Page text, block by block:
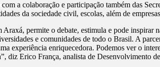
a colaboração e participação também das
da sociedade civil, escolas, além de
permite o debate, estimula e pode inspirar
e comunidades de todo o Brasil. A
experiência enriquecedora. Podemos ver o
diz Erico França, analista de Desenvolvimento